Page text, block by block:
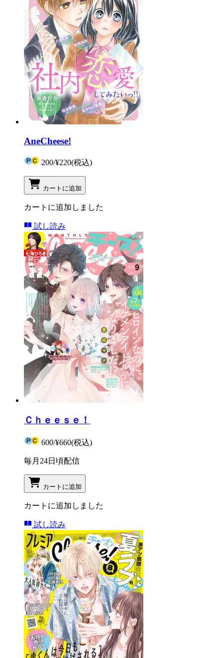
AneCheese!
200/¥220(税込)
カートに追加
カートに追加しました
試し読み
Ｃｈｅｅｓｅ！
600/¥660(税込)
毎月24日頃配信
カートに追加
カートに追加しました
試し読み